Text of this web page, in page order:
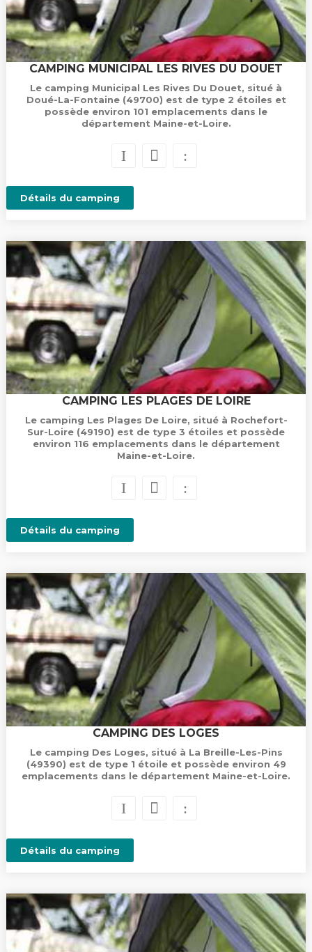
CAMPING MUNICIPAL LES RIVES DU DOUET
Le camping Municipal Les Rives Du Douet, situé à
Doué-La-Fontaine (49700) est de type 2 étoiles et
possède environ 101 emplacements dans le
département Maine-et-Loire.
Détails du camping
CAMPING LES PLAGES DE LOIRE
Le camping Les Plages De Loire, situé à Rochefort-
Sur-Loire (49190) est de type 3 étoiles et possède
environ 116 emplacements dans le département
Maine-et-Loire.
Détails du camping
CAMPING DES LOGES
Le camping Des Loges, situé à La Breille-Les-Pins
(49390) est de type 1 étoile et possède environ 49
emplacements dans le département Maine-et-Loire.
Détails du camping